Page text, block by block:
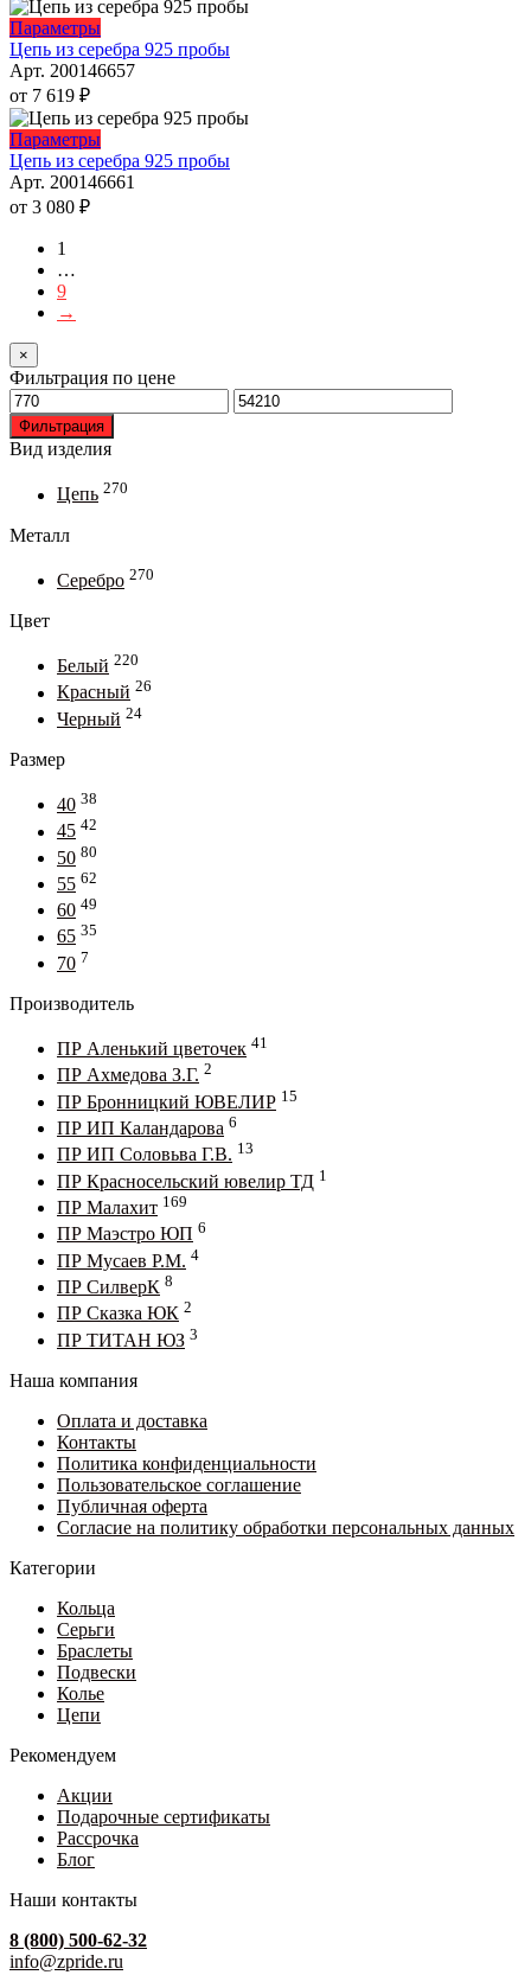
товара.
Опции
можно
выбрать
странице
товара.
ПараметрыЭтот
товар
имеет
вариаций.
Опции
можно
выбрать
Цепь из серебра 925 пробы
Арт. 200146657
от 7 619 ₽
ПараметрыЭтот
товар
имеет
Цепь из серебра 925 пробы
Арт. 200146661
от 3 080 ₽
1
…
9
→
×
Фильтрация по цене
Минимальная
цена
Максимальная
цена
Фильтрация
Вид изделия
Цепь 270
Металл
Серебро 270
Цвет
Белый 220
Красный 26
Черный 24
Размер
40 38
45 42
50 80
55 62
60 49
65 35
70 7
Производитель
ПР Аленький цветочек 41
ПР Ахмедова З.Г. 2
ПР Бронницкий ЮВЕЛИР 15
ПР ИП Каландарова 6
ПР ИП Соловьва Г.В. 13
ПР Красносельский ювелир ТД 1
ПР Малахит 169
ПР Маэстро ЮП 6
ПР Мусаев Р.М. 4
ПР СилверК 8
ПР Сказка ЮК 2
ПР ТИТАН ЮЗ 3
Наша компания
Оплата и доставка
Контакты
Политика конфиденциальности
Пользовательское соглашение
Публичная оферта
Согласие на политику обработки персональных данных
Категории
Кольца
Серьги
Браслеты
Подвески
Колье
Цепи
Рекомендуем
Акции
Подарочные сертификаты
Рассрочка
Блог
Наши контакты
8 (800) 500-62-32
info@zpride.ru